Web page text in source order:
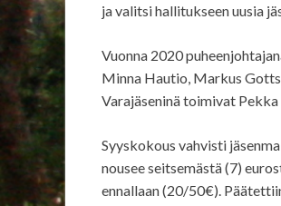
ja valitsi hallitukseen uusia
Vuonna 2020
Minna Hautio, Markus
Varajäseninä toimivat Pekka
Syyskokous vahvisti
nousee seitsemästä (7)
ennallaan (20/50€).